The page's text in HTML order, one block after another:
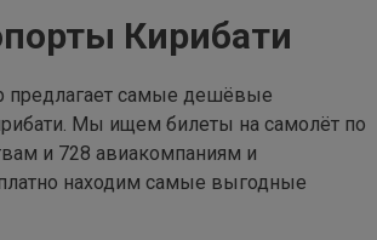
Кирибати
предлагает самые дешёвые
Мы ищем билеты на самолёт по
и 728 авиакомпаниям и
находим самые выгодные